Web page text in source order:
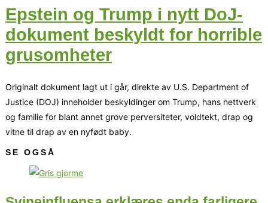
Epstein og Trump i nytt DoJ-
dokument beskyldt for horrible
grusomheter
Originalt dokument lagt ut i går, direkte av U.S. Department of
Justice (DOJ) inneholder beskyldinger om Trump, hans nettverk
og familie for blant annet grove perversiteter, voldtekt, drap og
vitne til drap av en nyfødt baby.
SE OGSÅ